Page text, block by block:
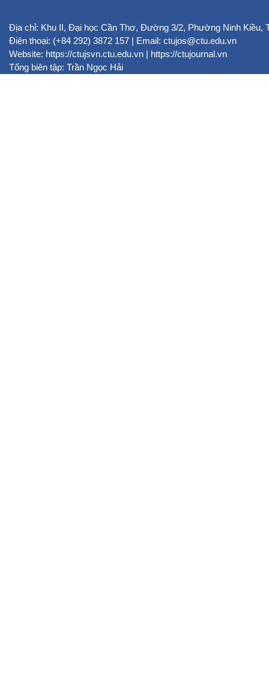
Địa chỉ: Khu II, Đại học Cần Thơ, Đường 3/2, Phường Ninh Kiều,
Điện thoại: (+84 292) 3872 157 | Email: ctujos@ctu.edu.vn
Website: https://ctujsvn.ctu.edu.vn | https://ctujournal.vn
Tổng biên tập: Trần Ngọc Hải